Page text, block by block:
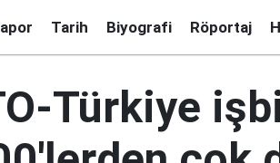
Tarih Biyografi Röportaj
Türkiye